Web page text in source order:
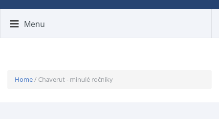
Menu
Home/ Chaverut - minulé ročníky